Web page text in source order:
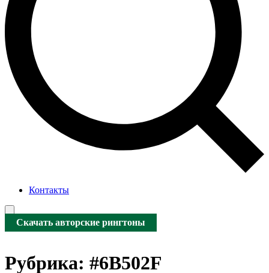
Контакты
Скачать авторские рингтоны
Рубрика: #6B502F